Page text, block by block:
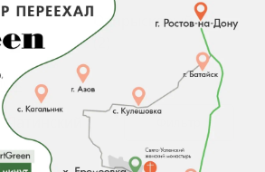
Отпрысковый
(2)